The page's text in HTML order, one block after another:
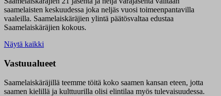
saamelaisten keskuudessa joka neljäs vuosi toimeenpantavilla
vaaleilla. Saamelaiskäräjien ylintä päätösvaltaa edustaa
Saamelaiskäräjien kokous.
Näytä kaikki
Vastuualueet
Saamelaiskäräjillä teemme töitä koko saamen kansan eteen, jotta
saamen kielillä ja kulttuurilla olisi elintilaa myös tulevaisuudessa.